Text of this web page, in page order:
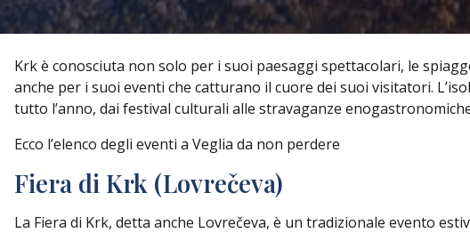
Krk è conosciuta non solo per i suoi paesaggi spettacolari, le
anche per i suoi eventi che catturano il cuore dei suoi visitatori.
tutto l’anno, dai festival culturali alle stravaganze
Ecco l’elenco degli eventi a Veglia da non perdere
Fiera di Krk (Lovrečeva)
La Fiera di Krk, detta anche Lovrečeva, è un tradizionale evento